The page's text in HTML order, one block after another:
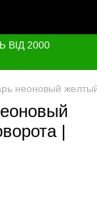
2000
неоновый
|